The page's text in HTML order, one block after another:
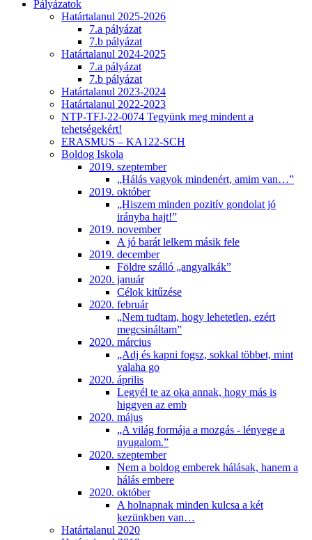
Pályázatok
Határtalanul 2025-2026
7.a pályázat
7.b pályázat
Határtalanul 2024-2025
7.a pályázat
7.b pályázat
Határtalanul 2023-2024
Határtalanul 2022-2023
NTP-TFJ-22-0074 Tegyünk meg mindent a
tehetségekért!
ERASMUS – KA122-SCH
Boldog Iskola
2019. szeptember
„Hálás vagyok mindenért, amim van…”
2019. október
„Hiszem minden pozitív gondolat jó
irányba hajt!”
2019. november
A jó barát lelkem másik fele
2019. december
Földre szálló „angyalkák”
2020. január
Célok kitűzése
2020. február
„Nem tudtam, hogy lehetetlen, ezért
megcsináltam”
2020. március
„Adj és kapni fogsz, sokkal többet, mint
valaha go
2020. április
Legyél te az oka annak, hogy más is
higgyen az emb
2020. május
„A világ formája a mozgás - lényege a
nyugalom.”
2020. szeptember
Nem a boldog emberek hálásak, hanem a
hálás embere
2020. október
A holnapnak minden kulcsa a két
kezünkben van…
Határtalanul 2020